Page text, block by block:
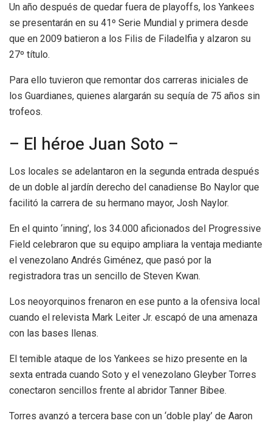
Un año después de quedar fuera de playoffs, los Yankees
se presentarán en su 41º Serie Mundial y primera desde
que en 2009 batieron a los Filis de Filadelfia y alzaron su
27º título.
Para ello tuvieron que remontar dos carreras iniciales de
los Guardianes, quienes alargarán su sequía de 75 años sin
trofeos.
– El héroe Juan Soto –
Los locales se adelantaron en la segunda entrada después
de un doble al jardín derecho del canadiense Bo Naylor que
facilitó la carrera de su hermano mayor, Josh Naylor.
En el quinto ‘inning’, los 34.000 aficionados del Progressive
Field celebraron que su equipo ampliara la ventaja mediante
el venezolano Andrés Giménez, que pasó por la
registradora tras un sencillo de Steven Kwan.
Los neoyorquinos frenaron en ese punto a la ofensiva local
cuando el relevista Mark Leiter Jr. escapó de una amenaza
con las bases llenas.
El temible ataque de los Yankees se hizo presente en la
sexta entrada cuando Soto y el venezolano Gleyber Torres
conectaron sencillos frente al abridor Tanner Bibee.
Torres avanzó a tercera base con un ‘doble play’ de Aaron